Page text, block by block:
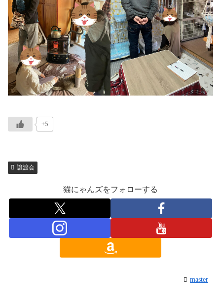
+5
譲渡会
猫にゃんズをフォローする
master